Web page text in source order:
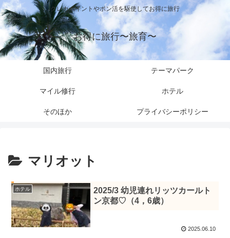
クレカポイントやポン活を駆使してお得に旅行
お得に旅行〜旅育〜
国内旅行 テーマパーク
マイル修行 ホテル
そのほか プライバシーポリシー
マリオット
ホテル
2025/3 幼児連れリッツカールト
ン京都♡（4，6歳）
2025.06.10